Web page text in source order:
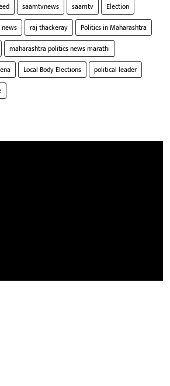
saamtvnews saamtv
Election
raj thackeray
Politics in Maharashtra
maharashtra politics news marathi
Local Body Elections
political leader